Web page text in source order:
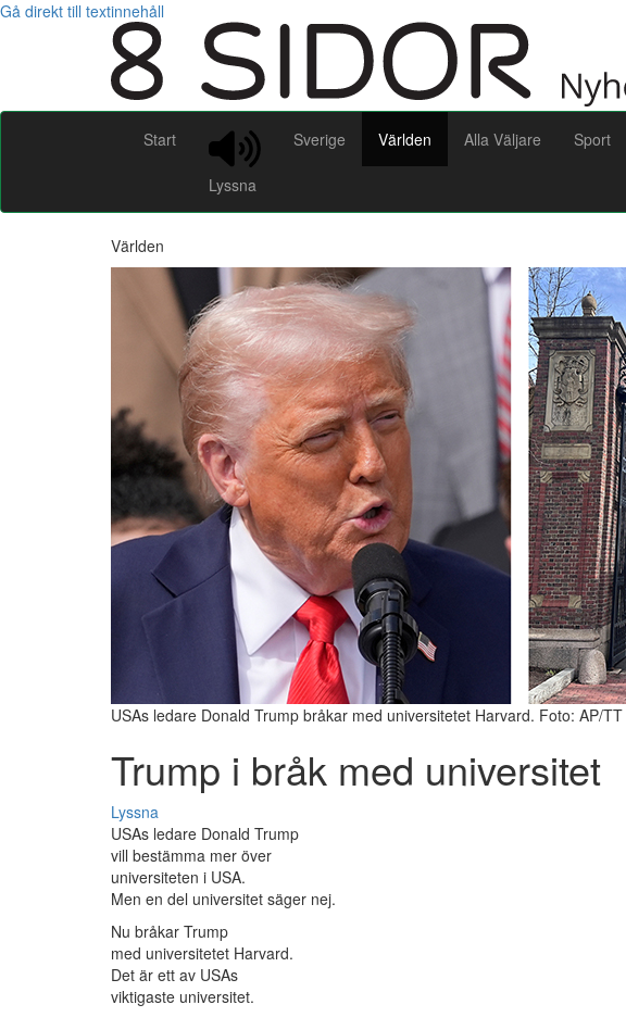
Gå direkt till textinnehåll
Start
Lyssna
Sverige Världen Alla Väljare Sport
Världen
USAs ledare Donald Trump bråkar med universitetet Harvard. Foto: AP/TT
Trump i bråk med universitet
Lyssna
USAs ledare Donald Trump
vill bestämma mer över
universiteten i USA.
Men en del universitet säger nej.
Nu bråkar Trump
med universitetet Harvard.
Det är ett av USAs
viktigaste universitet.